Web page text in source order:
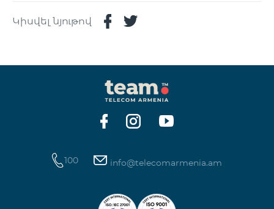
Կիսվել նյութով
100 info@telecomarmenia.am